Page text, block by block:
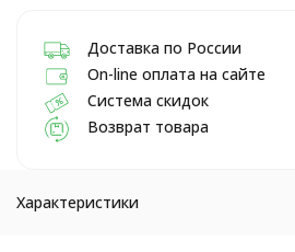
Доставка по России
On-line оплата на сайте
Система скидок
Возврат товара
Характеристики